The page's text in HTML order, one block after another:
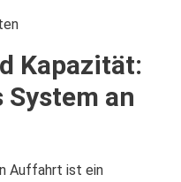
Kapazität:
an
Auffahrt ist ein